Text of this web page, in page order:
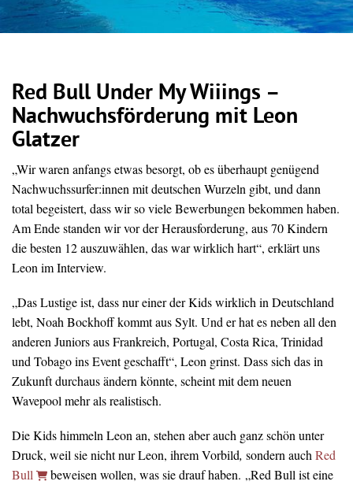
Red Bull Under My Wiiings –
Nachwuchsförderung mit Leon
Glatzer
„Wir waren anfangs etwas besorgt, ob es überhaupt genügend
Nachwuchssurfer:innen mit deutschen Wurzeln gibt, und dann
total begeistert, dass wir so viele Bewerbungen bekommen haben.
Am Ende standen wir vor der Herausforderung, aus 70 Kindern
die besten 12 auszuwählen, das war wirklich hart“, erklärt uns
Leon im Interview.
„Das Lustige ist, dass nur einer der Kids wirklich in Deutschland
lebt, Noah Bockhoff kommt aus Sylt. Und er hat es neben all den
anderen Juniors aus Frankreich, Portugal, Costa Rica, Trinidad
und Tobago ins Event geschafft“, Leon grinst. Dass sich das in
Zukunft durchaus ändern könnte, scheint mit dem neuen
Wavepool mehr als realistisch.
Die Kids himmeln Leon an, stehen aber auch ganz schön unter
Druck, weil sie nicht nur Leon, ihrem Vorbild, sondern auchRed
Bull
beweisen wollen, was sie drauf haben. „Red Bull ist eine